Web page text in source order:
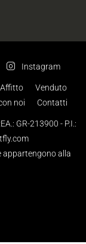
Instagram
Affitto
Venduto
noi Contatti
GR-213900 - P.I.:
appartengono alla